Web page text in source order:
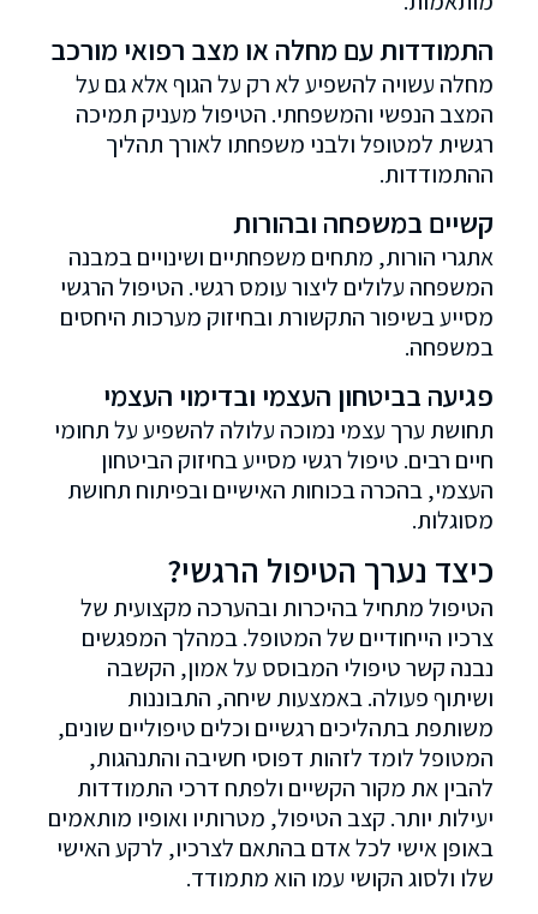
התמודדות עם מחלה או מצב רפואי מורכב
מחלה עשויה להשפיע לא רק על הגוף אלא גם על
המצב הנפשי והמשפחתי. הטיפול מעניק תמיכה
רגשית למטופל ולבני משפחתו לאורך תהליך
ההתמודדות.
קשיים במשפחה ובהורות
אתגרי הורות, מתחים משפחתיים ושינויים במבנה
המשפחה עלולים ליצור עומס רגשי. הטיפול הרגשי
מסייע בשיפור התקשורת ובחיזוק מערכות היחסים
במשפחה.
פגיעה בביטחון העצמי ובדימוי העצמי
תחושת ערך עצמי נמוכה עלולה להשפיע על תחומי
חיים רבים. טיפול רגשי מסייע בחיזוק הביטחון
העצמי, בהכרה בכוחות האישיים ובפיתוח תחושת
מסוגלות.
כיצד נערך הטיפול הרגשי?
הטיפול מתחיל בהיכרות ובהערכה מקצועית של
צרכיו הייחודיים של המטופל. במהלך המפגשים
נבנה קשר טיפולי המבוסס על אמון, הקשבה
ושיתוף פעולה. באמצעות שיחה, התבוננות
משותפת בתהליכים רגשיים וכלים טיפוליים שונים,
המטופל לומד לזהות דפוסי חשיבה והתנהגות,
להבין את מקור הקשיים ולפתח דרכי התמודדות
יעילות יותר. קצב הטיפול, מטרותיו ואופיו מותאמים
באופן אישי לכל אדם בהתאם לצרכיו, לרקע האישי
שלו ולסוג הקושי עמו הוא מתמודד.